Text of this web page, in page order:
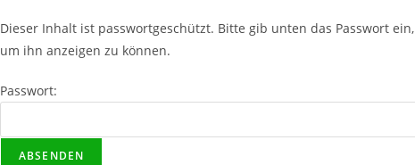
Dieser Inhalt ist passwortgeschützt. Bitte gib unten das Passwort ein,
um ihn anzeigen zu können.
Passwort: